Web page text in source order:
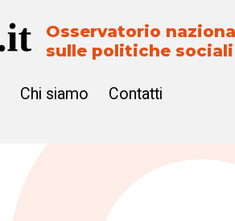
Osservatorio
sulle politiche sociali
Chi siamo Contatti